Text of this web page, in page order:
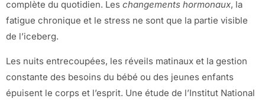
complète du quotidien. Les changements hormonaux, la
fatigue chronique et le stress ne sont que la partie visible
de l’iceberg.
Les nuits entrecoupées, les réveils matinaux et la gestion
constante des besoins du bébé ou des jeunes enfants
épuisent le corps et l’esprit. Une étude de l’Institut National